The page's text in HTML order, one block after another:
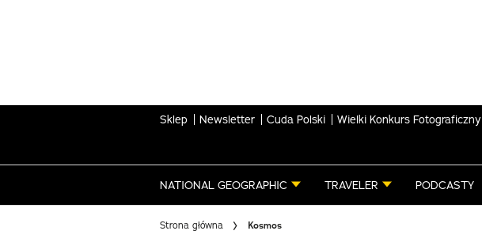
Sklep Newsletter Cuda Polski Wielki Konkurs Fotograficzny
NATIONAL GEOGRAPHIC TRAVELER PODCASTY
Strona główna Kosmos